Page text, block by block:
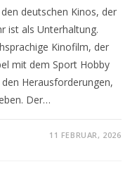
deutschen Kinos, der
ist als Unterhaltung.
Kinofilm, der
mit dem Sport Hobby
Herausforderungen,
Der…
11 FEBRUAR, 2026